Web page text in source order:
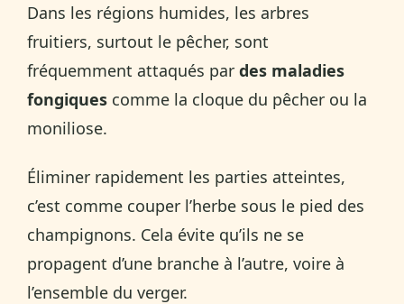
Dans les régions humides, les arbres
fruitiers, surtout le pêcher, sont
fréquemment attaqués par des maladies
fongiques comme la cloque du pêcher ou la
moniliose.
Éliminer rapidement les parties atteintes,
c’est comme couper l’herbe sous le pied des
champignons. Cela évite qu’ils ne se
propagent d’une branche à l’autre, voire à
l’ensemble du verger.